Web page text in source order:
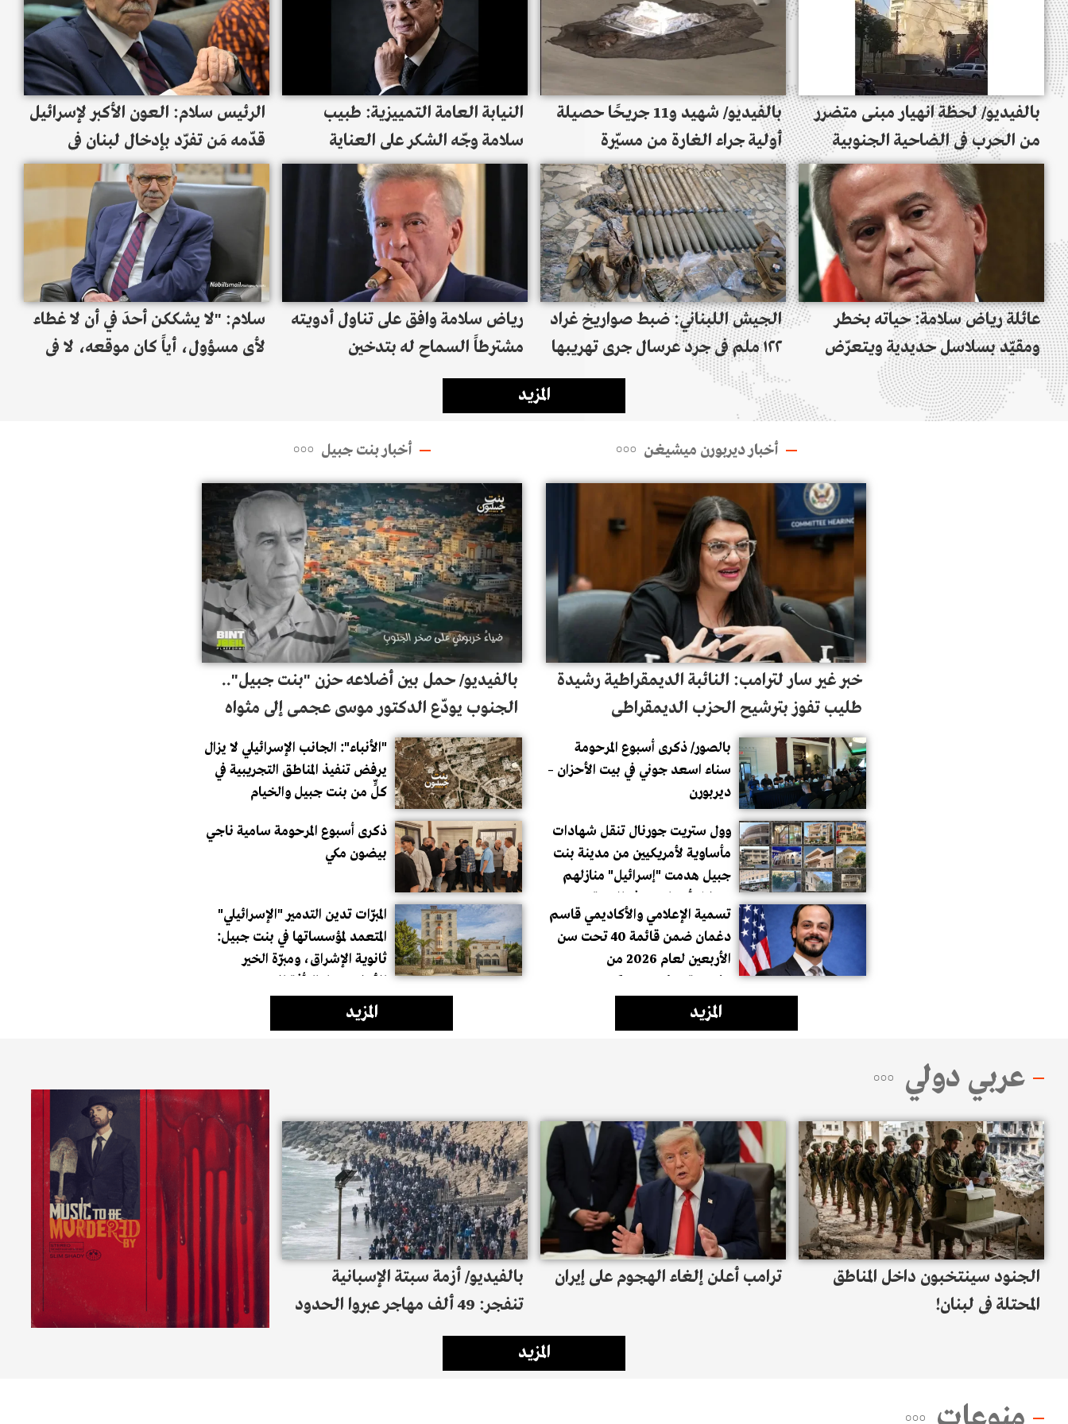
بالفيديو/ لحظة انهيار مبنى متضرر
من الحرب في الضاحية الجنوبية
بالفيديو/ شهيد و11 جريحًا حصيلة
أولية جراء الغارة من مسيّرة
إسرائيلية التي استهدفت مصلى قرب
جبانة بلدة تبنين
النيابة العامة التمييزية: طبيب
سلامة وجّه الشكر على العناية
الطبية والإنسانية التي يحظى بها
الرئيس سلام: العون الأكبر لإسرائيل
قدّمه مَن تفرّد بإدخال لبنان في
مغامرات حروب "اسناد" عبثية
عائلة رياض سلامة: حياته بخطر
ومقيّد بسلاسل حديدية ويتعرّض
للإذلال وتعذيب جسدي ومحاصر
ومطوّق في الغرفة الضيّقة بـ5 عناصر
الجيش اللبناني: ضبط صواريخ غراد
١٢٢ ملم في جرد عرسال جرى تهريبها
من الأراضي السورية إلى الأراضي
اللبنانية وتوقيف مواطنَين من أفراد
رياض سلامة وافق على تناول أدويته
مشترطاً السماح له بتدخين
"السيجار"! (ليبانون ديبايت)
سلام: "لا يشككن أحدَ في أن لا غطاء
لأي مسؤول، أياً كان موقعه، لا في
المزيد
أخبار ديربورن ميشيغن
خبر غير سار لترامب: النائبة الديمقراطية رشيدة
طليب تفوز بترشيح الحزب الديمقراطي
بالصور/ ذكرى أسبوع المرحومة
سناء اسعد جوني في بيت الأحزان –
ديربورن
وول ستريت جورنال تنقل شهادات
مأساوية لأمريكيين من مدينة بنت
جبيل هدمت "إسرائيل" منازلهم
تسمية الإعلامي والأكاديمي قاسم
دغمان ضمن قائمة 40 تحت سن
الأربعين لعام 2026 من
Foundation
المزيد
أخبار بنت جبيل
بالفيديو/ حمل بين أضلاعه حزن "بنت جبيل"..
الجنوب يودّع الدكتور موسى عجمي إلى مثواه
الأخير كـ "وديعة" في عين بعال!
"الأنباء": الجانب الإسرائيلي لا يزال
يرفض تنفيذ المناطق التجريبية في
كلٍّ من بنت جبيل والخيام
ذكرى أسبوع المرحومة سامية ناجي
بيضون مكي
المبرّات تدين التدمير "الإسرائيلي"
المتعمد لمؤسساتها في بنت جبيل:
ثانوية الإشراق، ومبرّة الخير
المزيد
عربي دولي
الجنود سينتخبون داخل المناطق
المحتلة في لبنان!
ترامب أعلن إلغاء الهجوم على إيران
بالفيديو/ أزمة سبتة الإسبانية
تنفجر: 49 ألف مهاجر عبروا الحدود
من المغرب خلال 24 ساعة
المزيد